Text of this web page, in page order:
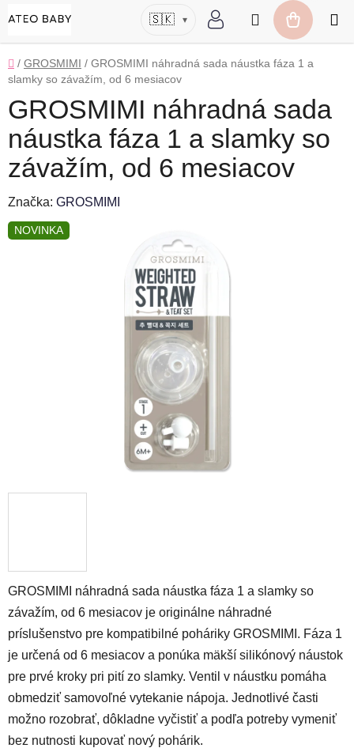
na
obsah
🇸🇰 ▾
Hľadať
KOŠÍK
Domov
/ GROSMIMI / GROSMIMI náhradná sada náustka fáza 1 a
slamky so závažím, od 6 mesiacov
GROSMIMI náhradná sada náustka fáza 1 a slamky so
závažím, od 6 mesiacov je originálne náhradné
príslušenstvo pre kompatibilné poháriky GROSMIMI. Fáza 1
je určená od 6 mesiacov a ponúka mäkší silikónový náustok
pre prvé kroky pri pití zo slamky. Ventil v náustku pomáha
obmedziť samovoľné vytekanie nápoja. Jednotlivé časti
možno rozobrať, dôkladne vyčistiť a podľa potreby vymeniť
bez nutnosti kupovať nový pohárik.
GROSMIMI náhradná sada
náustka fáza 1 a slamky so
závažím, od 6 mesiacov
Značka: GROSMIMI
NOVINKA